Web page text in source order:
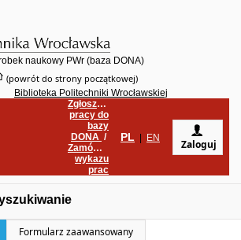
naukowy PWr (baza DONA)
(powrót do strony początkowej)
Biblioteka Politechniki Wrocławskiej
Zgłoszenie
pracy do
bazy
DONA /
Zamówienie
wykazu
prac
PL EN Zaloguj
Formularz zaawansowany